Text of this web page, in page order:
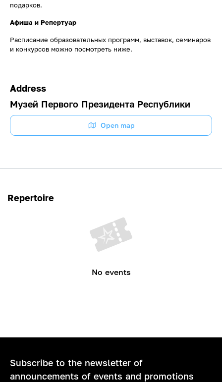
подарков.
Афиша и Репертуар
Расписание образовательных программ, выставок, семинаров
и конкурсов можно посмотреть ниже.
Address
Музей Первого Президента Республики
Open map
Repertoire
No events
Subscribe to the newsletter of
announcements of events and promotions